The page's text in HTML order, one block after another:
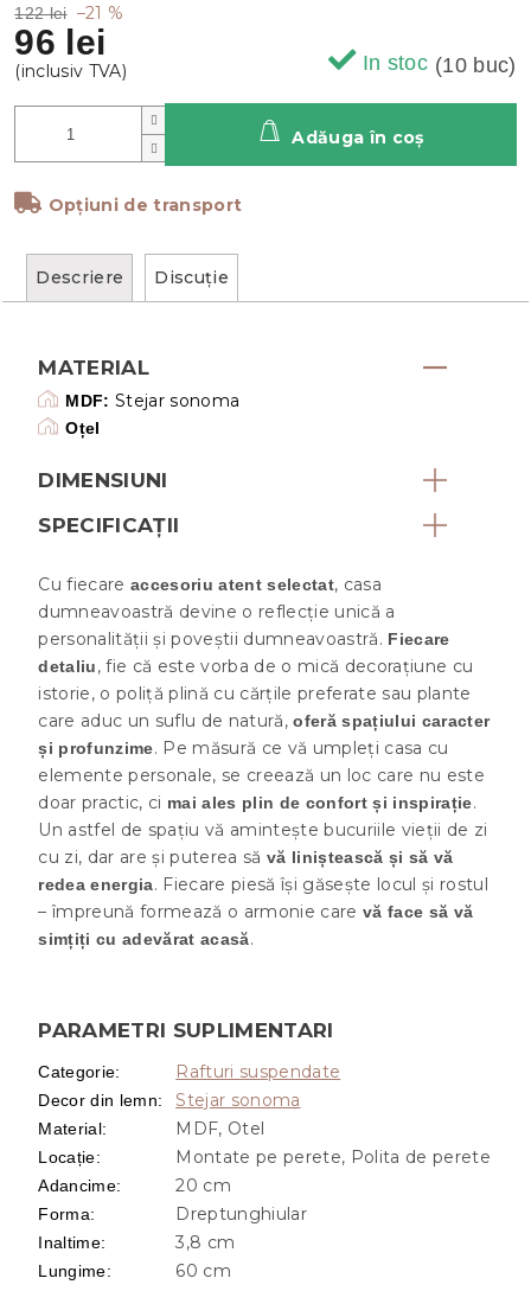
122 lei –21 %
96 lei
In stoc (10 buc)
Opțiuni de transport
Adăuga în coş
Descriere Discuţie
MATERIAL
MDF: Stejar sonoma
Oțel
DIMENSIUNI
SPECIFICAȚII
Cu fiecare accesoriu atent selectat, casa
dumneavoastră devine o reflecție unică a
personalității și poveștii dumneavoastră. Fiecare
detaliu, fie că este vorba de o mică decorațiune cu
istorie, o poliță plină cu cărțile preferate sau plante
care aduc un suflu de natură,oferă spațiului caracter
și profunzime. Pe măsură ce vă umpleți casa cu
elemente personale, se creează un loc care nu este
doar practic, ci mai ales plin de confort și inspirație.
Un astfel de spațiu vă amintește bucuriile vieții de zi
cu zi, dar are și puterea să vă liniștească și să vă
redea energia. Fiecare piesă își găsește locul și rostul
– împreună formează o armonie care vă face să vă
simțiți cu adevărat acasă.
PARAMETRI SUPLIMENTARI
Categorie: Rafturi suspendate
Decor din lemn: Stejar sonoma
Material: MDF, Otel
Locație: Montate pe perete, Polita de perete
Adancime: 20 cm
Forma: Dreptunghiular
Inaltime: 3,8 cm
Lungime: 60 cm